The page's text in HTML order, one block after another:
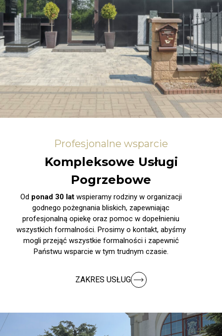
Profesjonalne wsparcie
Kompleksowe Usługi
Pogrzebowe
Od ponad 30 latwspieramy rodziny w organizacji
godnego pożegnania bliskich, zapewniając
profesjonalną opiekę oraz pomoc w dopełnieniu
wszystkich formalności. Prosimy o kontakt, abyśmy
mogli przejąć wszystkie formalności i zapewnić
Państwu wsparcie w tym trudnym czasie.
ZAKRES USŁUG